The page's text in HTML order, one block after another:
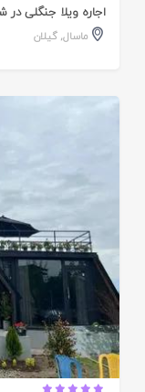
اجاره ویلا جنگلی
ماسال,گیلان